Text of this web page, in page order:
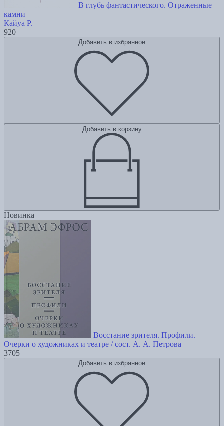
В глубь фантастического. Отраженные
камни
Кайуа Р.
920
Добавить в избранное
Добавить в корзину
Новинка
Восстание зрителя. Профили.
Очерки о художниках и театре / сост. А. А. Петрова
3705
Добавить в избранное